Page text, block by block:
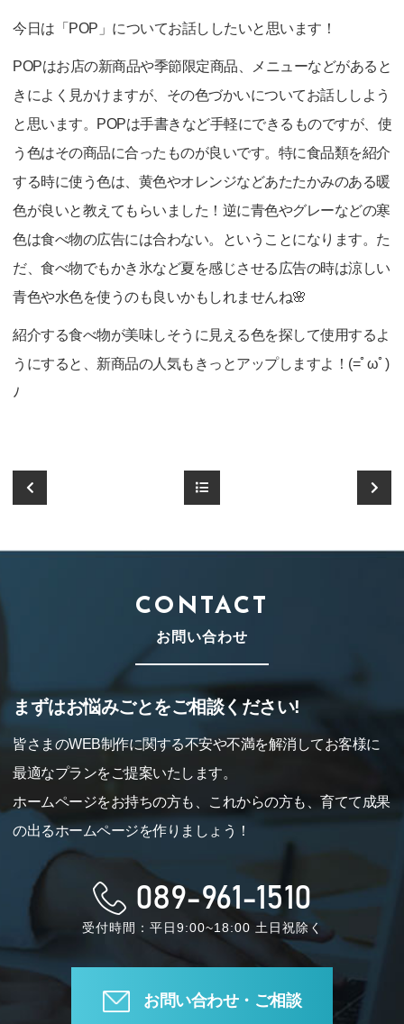
今日は「POP」についてお話ししたいと思います！
POPはお店の新商品や季節限定商品、メニューなどがあると
きによく見かけますが、その色づかいについてお話ししよう
と思います。POPは手書きなど手軽にできるものですが、使
う色はその商品に合ったものが良いです。特に食品類を紹介
する時に使う色は、黄色やオレンジなどあたたかみのある暖
色が良いと教えてもらいました！逆に青色やグレーなどの寒
色は食べ物の広告には合わない。ということになります。た
だ、食べ物でもかき氷など夏を感じさせる広告の時は涼しい
青色や水色を使うのも良いかもしれませんね🌸
紹介する食べ物が美味しそうに見える色を探して使用するよ
うにすると、新商品の人気もきっとアップしますよ！(=ﾟωﾟ)
ﾉ
CONTACT
お問い合わせ
まずはお悩みごとをご相談ください!
皆さまのWEB制作に関する不安や不満を解消してお客様に
最適なプランをご提案いたします。
ホームページをお持ちの方も、これからの方も、育てて成果
の出るホームページを作りましょう！
089-961-1510
受付時間：平日9:00~18:00 土日祝除く
お問い合わせ・ご相談